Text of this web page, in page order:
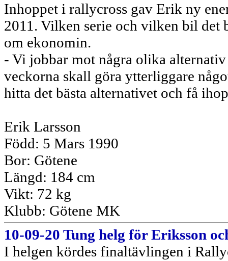
Inhoppet i rallycross gav Erik ny
2011. Vilken serie och vilken bil det
om ekonomin.
- Vi jobbar mot några olika
veckorna skall göra ytterliggare
hitta det bästa alternativet och få
Erik Larsson
Född: 5 Mars 1990
Bor: Götene
Längd: 184 cm
Vikt: 72 kg
Klubb: Götene MK
10-09-20 Tung helg för Eriksson
I helgen kördes finaltävlingen i